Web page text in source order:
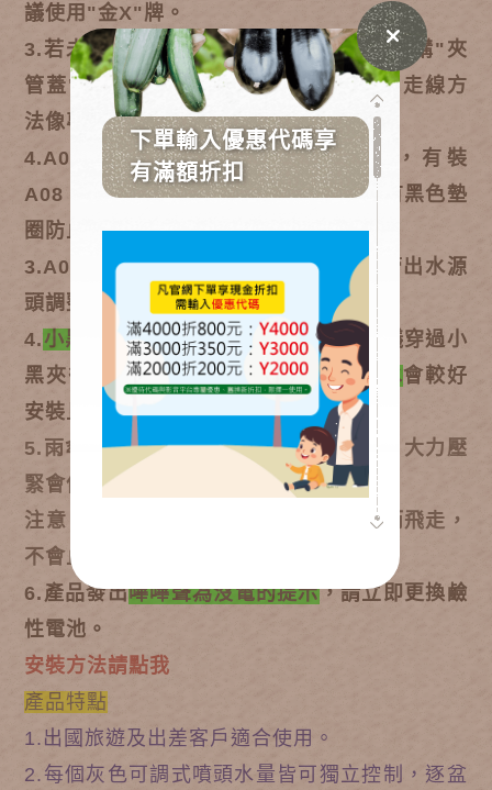
議使用"金X"牌。
3.若未來盆數有增加，A01 接水三通可加購"夾
管蓋"變化成雙主管（接四分耐壓管），走線方
法像專案二。
4.A06 滴管三通有箭頭指水流方向，有裝
A08（若要裝綠色黃色的零件那端必需有黑色墊
圈防止漏水）。
3.A08轉緊為止水功能，A08可在小黑管出水源
頭調整水量。
4. 小黑管
較好安裝且較緊密的方法：建議穿過小
黑夾後，用打火機加熱1-2秒或泡入熱水會較好
安裝且較緊)
5.雨傘蓋噴頭使用：安裝在十字架上方，大力壓
緊會像下滴架一樣滴水效果
注意：本噴頭
輕壓小心會遇水壓衝上來而飛走，
不會止水，可調式噴頭才會止水
6.產品發出嗶嗶聲為沒電的提示，請立即更換鹼
性電池。
安裝方法請點我
產品特點
1.出國旅遊及出差客戶適合使用。
2.每個灰色可調式噴頭水量皆可獨立控制，逐盆